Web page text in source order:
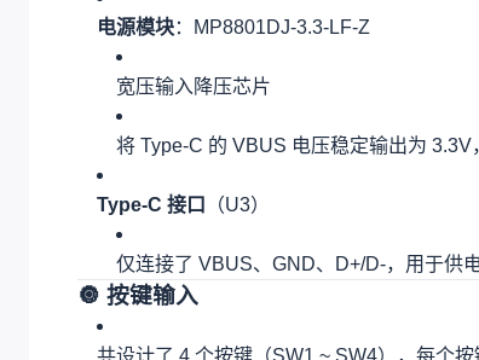
电源模块：MP8801DJ-3.3-LF-Z
宽压输入降压芯片
将 Type-C 的 VBUS 电压稳定输出为
Type-C 接口 （U3）
仅连接了 VBUS、GND、D+/D-，用于供
🔘 按键输入
共设计了 4 个按键（SW1 ~ SW4），每个按